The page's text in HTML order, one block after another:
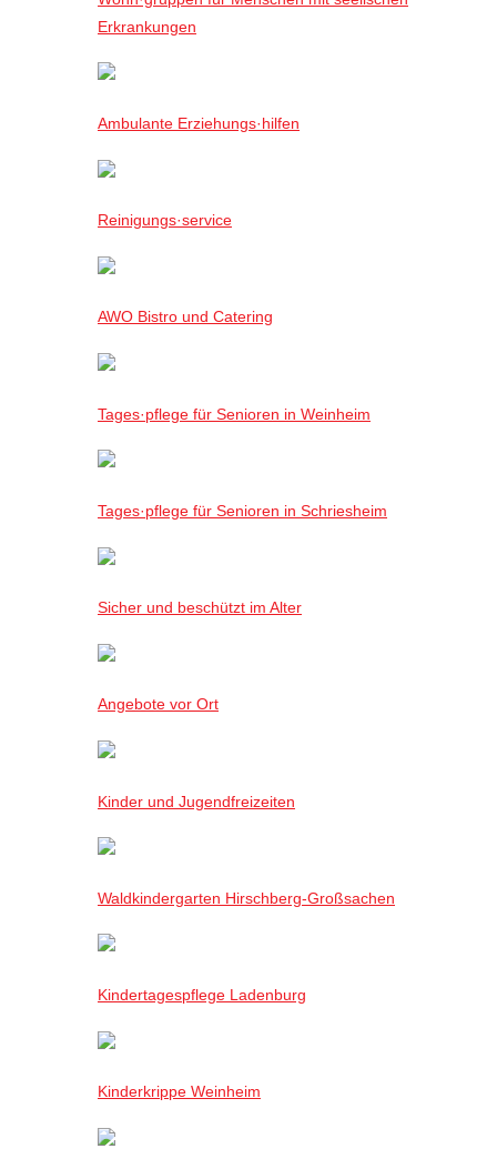
Erkrankungen
Ambulante Erziehungs·hilfen
Reinigungs·service
AWO Bistro und Catering
Tages·pflege für Senioren in Weinheim
Tages·pflege für Senioren in Schriesheim
Sicher und beschützt im Alter
Angebote vor Ort
Kinder und Jugendfreizeiten
Waldkindergarten Hirschberg-Großsachen
Kindertagespflege Ladenburg
Kinderkrippe Weinheim